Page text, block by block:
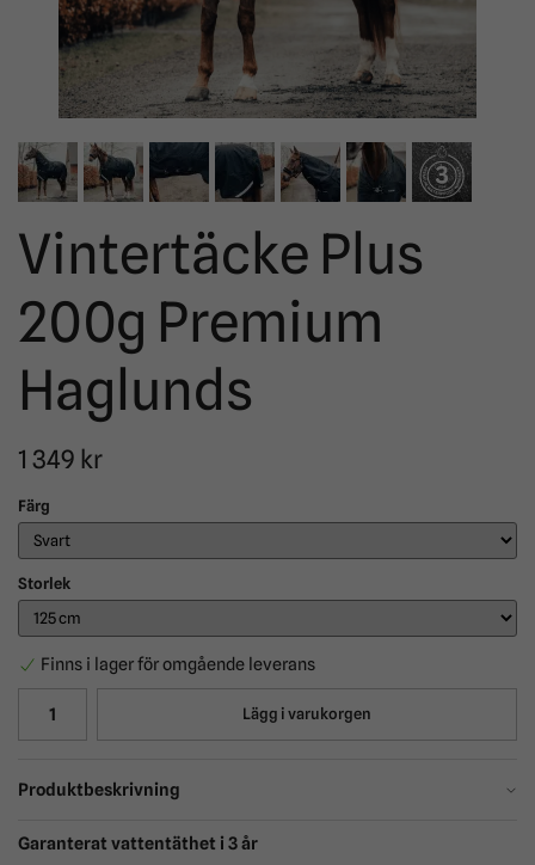
Vintertäcke Plus
200g Premium
Haglunds
1 349 kr
Färg
Storlek
Finns i lager för omgående leverans
Lägg i varukorgen
Produktbeskrivning
Garanterat vattentäthet i 3 år